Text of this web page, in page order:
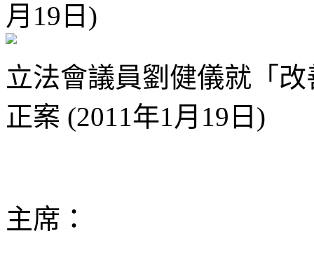
月19日)
立法會議員劉健儀就「
正案 (2011年1月19日)
主席：